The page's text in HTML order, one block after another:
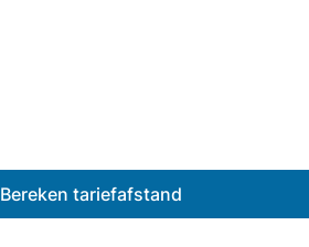
Bereken tariefafstand